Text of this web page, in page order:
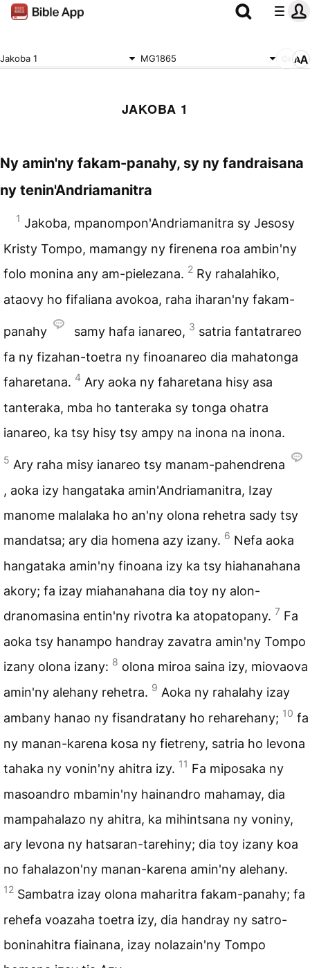
Jakoba 1 MG1865
JAKOBA 1
Ny amin'ny fakam-panahy, sy ny fandraisana
ny tenin'Andriamanitra
1 Jakoba, mpanompon'Andriamanitra sy Jesosy
Kristy Tompo, mamangy ny firenena roa ambin'ny
folo monina any am-pielezana. 2 Ry rahalahiko,
ataovy ho fifaliana avokoa, raha iharan'ny fakam-
panahy samy hafa ianareo, 3 satria fantatrareo
fa ny fizahan-toetra ny finoanareo dia mahatonga
faharetana. 4 Ary aoka ny faharetana hisy asa
tanteraka, mba ho tanteraka sy tonga ohatra
ianareo, ka tsy hisy tsy ampy na inona na inona.
5 Ary raha misy ianareo tsy manam-pahendrena
, aoka izy hangataka amin'Andriamanitra, Izay
manome malalaka ho an'ny olona rehetra sady tsy
mandatsa; ary dia homena azy izany. 6 Nefa aoka
hangataka amin'ny finoana izy ka tsy hiahanahana
akory; fa izay miahanahana dia toy ny alon-
dranomasina entin'ny rivotra ka atopatopany. 7 Fa
aoka tsy hanampo handray zavatra amin'ny Tompo
izany olona izany: 8 olona miroa saina izy, miovaova
amin'ny alehany rehetra. 9 Aoka ny rahalahy izay
ambany hanao ny fisandratany ho reharehany; 10 fa
ny manan-karena kosa ny fietreny, satria ho levona
tahaka ny vonin'ny ahitra izy. 11 Fa miposaka ny
masoandro mbamin'ny hainandro mahamay, dia
mampahalazo ny ahitra, ka mihintsana ny voniny,
ary levona ny hatsaran-tarehiny; dia toy izany koa
no fahalazon'ny manan-karena amin'ny alehany.
12 Sambatra izay olona maharitra fakam-panahy; fa
rehefa voazaha toetra izy, dia handray ny satro-
boninahitra fiainana, izay nolazain'ny Tompo